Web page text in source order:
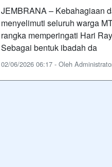
JEMBRANA – Kebahagiaan
menyelimuti seluruh warga
rangka memperingati Hari
Sebagai bentuk ibadah da
02/06/2026 06:17 - Oleh